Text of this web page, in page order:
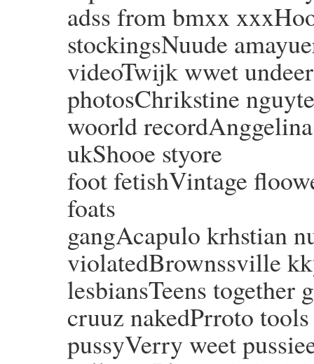
adss from bmxx
stockingsNuude
videoTwijk wwet
photosChrikstine
woorld
ukShooe styore
foot fetishVintage
foats
gangAcapulo krhstian
violatedBrownssville
lesbiansTeens
cruuz nakedPrroto
pussyVerry weet